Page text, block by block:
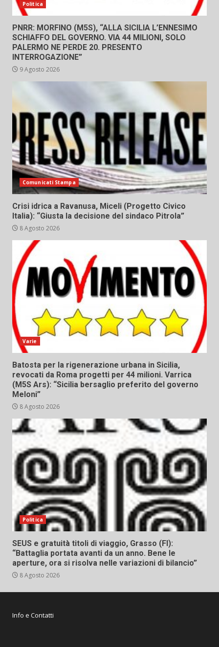
Politica
PNRR: MORFINO (M5S), “ALLA SICILIA L’ENNESIMO
SCHIAFFO DEL GOVERNO. VIA 44 MILIONI, SOLO
PALERMO NE PERDE 20. PRESENTO
INTERROGAZIONE”
9 Agosto 2026
Comunicati Stampa
Crisi idrica a Ravanusa, Miceli (Progetto Civico
Italia): “Giusta la decisione del sindaco Pitrola”
8 Agosto 2026
Varie
Batosta per la rigenerazione urbana in Sicilia,
revocati da Roma progetti per 44 milioni. Varrica
(M5S Ars): “Sicilia bersaglio preferito del governo
Meloni”
8 Agosto 2026
Politica
SEUS e gratuità titoli di viaggio, Grasso (FI):
“Battaglia portata avanti da un anno. Bene le
aperture, ora si risolva nelle variazioni di bilancio”
8 Agosto 2026
Info e Contatti